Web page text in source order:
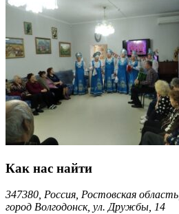
Как нас найти
347380, Россия, Ростовская область,
город Волгодонск, ул. Дружбы, 14